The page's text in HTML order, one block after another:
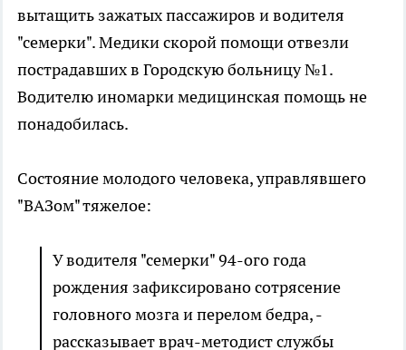
вытащить зажатых пассажиров и водителя
"семерки". Медики скорой помощи отвезли
пострадавших в Городскую больницу №1.
Водителю иномарки медицинская помощь не
понадобилась.
Состояние молодого человека, управлявшего
"ВАЗом" тяжелое:
У водителя "семерки" 94-ого года
рождения зафиксировано сотрясение
головного мозга и перелом бедра, -
рассказывает врач-методист службы